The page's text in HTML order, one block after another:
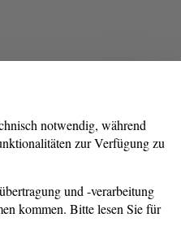
notwendig, während
zur Verfügung zu
und -verarbeitung
kommen. Bitte lesen Sie für